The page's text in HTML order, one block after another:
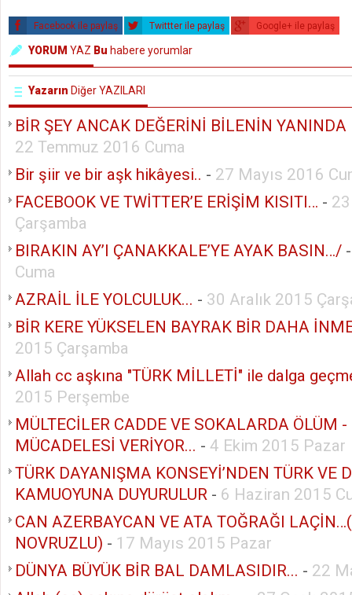
Facebook ile paylaş Twittter ile paylaş Google+ ile paylaş
YORUM YAZ Bu habere yorumlar
Yazarın Diğer YAZILARI
BİR ŞEY ANCAK DEĞERİNİ BİLENİN
22 Temmuz 2016 Cuma
Bir şiir ve bir aşk hikâyesi.. - 27 Mayıs 2016
FACEBOOK VE TWİTTER’E ERİŞİM KISITI… -
Çarşamba
BIRAKIN AY’I ÇANAKKALE’YE AYAK BASIN…/
Cuma
AZRAİL İLE YOLCULUK... - 30 Aralık 2015
BİR KERE YÜKSELEN BAYRAK BİR DAHA
2015 Çarşamba
Allah cc aşkına "TÜRK MİLLETİ" ile dalga
2015 Perşembe
MÜLTECİLER CADDE VE SOKALARDA ÖLÜM
MÜCADELESİ VERİYOR... - 4 Ekim 2015 Pazar
TÜRK DAYANIŞMA KONSEYİ’NDEN TÜRK VE
KAMUOYUNA DUYURULUR - 6 Haziran 2015
CAN AZERBAYCAN VE ATA TOĞRAĞI
NOVRUZLU) - 17 Mayıs 2015 Pazar
DÜNYA BÜYÜK BİR BAL DAMLASIDIR... - 22